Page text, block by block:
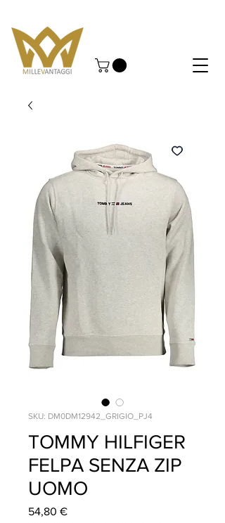
SKU: DM0DM12942_GRIGIO_PJ4
TOMMY HILFIGER
FELPA SENZA ZIP
UOMO
54,80 €Prezzo